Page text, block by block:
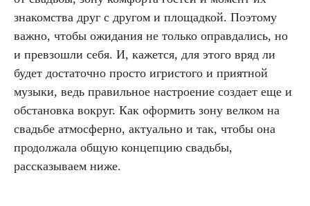
знакомства друг с другом и площадкой. Поэтому
важно, чтобы ожидания не только оправдались, но
и превзошли себя. И, кажется, для этого вряд ли
будет достаточно просто игристого и приятной
музыки, ведь правильное настроение создает еще и
обстановка вокруг. Как оформить зону велком на
свадьбе атмосферно, актуально и так, чтобы она
продолжала общую концепцию свадьбы,
рассказываем ниже.